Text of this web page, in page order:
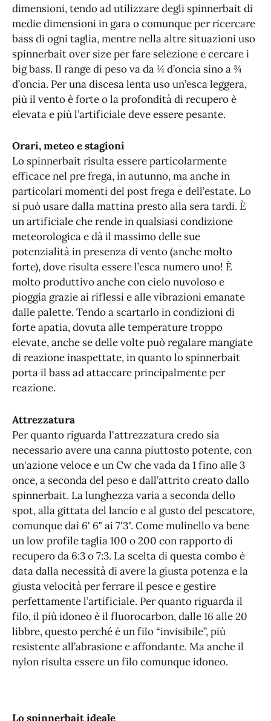
dimensioni, tendo ad utilizzare degli spinnerbait di
medie dimensioni in gara o comunque per ricercare
bass di ogni taglia, mentre nella altre situazioni uso
spinnerbait over size per fare selezione e cercare i
big bass. Il range di peso va da ¼ d’oncia sino a ¾
d’oncia. Per una discesa lenta uso un’esca leggera,
più il vento è forte o la profondità di recupero è
elevata e più l’artificiale deve essere pesante.
Orari, meteo e stagioni
Lo spinnerbait risulta essere particolarmente
efficace nel pre frega, in autunno, ma anche in
particolari momenti del post frega e dell’estate. Lo
si può usare dalla mattina presto alla sera tardi. È
un artificiale che rende in qualsiasi condizione
meteorologica e dà il massimo delle sue
potenzialità in presenza di vento (anche molto
forte), dove risulta essere l’esca numero uno! È
molto produttivo anche con cielo nuvoloso e
pioggia grazie ai riflessi e alle vibrazioni emanate
dalle palette. Tendo a scartarlo in condizioni di
forte apatia, dovuta alle temperature troppo
elevate, anche se delle volte può regalare mangiate
di reazione inaspettate, in quanto lo spinnerbait
porta il bass ad attaccare principalmente per
reazione.
Attrezzatura
Per quanto riguarda l'attrezzatura credo sia
necessario avere una canna piuttosto potente, con
un'azione veloce e un Cw che vada da 1 fino alle 3
once, a seconda del peso e dall’attrito creato dallo
spinnerbait. La lunghezza varia a seconda dello
spot, alla gittata del lancio e al gusto del pescatore,
comunque dai 6' 6" ai 7'3". Come mulinello va bene
un low profile taglia 100 o 200 con rapporto di
recupero da 6:3 o 7:3. La scelta di questa combo è
data dalla necessità di avere la giusta potenza e la
giusta velocità per ferrare il pesce e gestire
perfettamente l’artificiale. Per quanto riguarda il
filo, il più idoneo è il fluorocarbon, dalle 16 alle 20
libbre, questo perché è un filo “invisibile”, più
resistente all’abrasione e affondante. Ma anche il
nylon risulta essere un filo comunque idoneo.
Lo spinnerbait ideale